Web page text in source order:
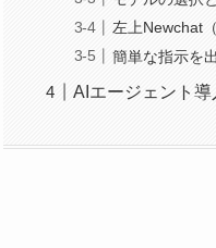
左上Newchat
簡単な指示を
AIエージェント